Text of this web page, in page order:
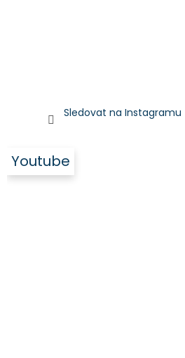
Sledovat na Instagramu
Youtube